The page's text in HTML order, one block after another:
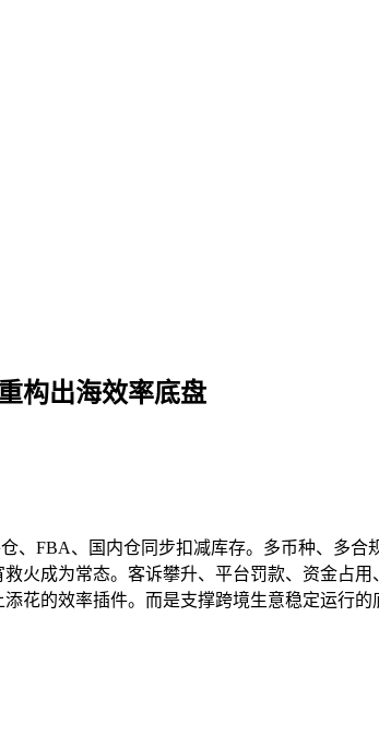
构出海效率底盘
、FBA、国内仓同步扣减库存。多币种、多合
火成为常态。客诉攀升、平台罚款、资金占用
花的效率插件。而是支撑跨境生意稳定运行的